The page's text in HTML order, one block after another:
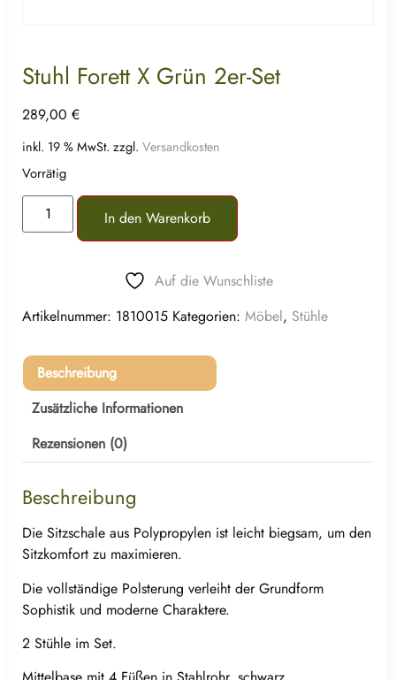
Stuhl Forett X Grün 2er-Set
289,00 €
inkl. 19 % MwSt. zzgl. Versandkosten
Vorrätig
In den Warenkorb
Auf die Wunschliste
Artikelnummer: 1810015 Kategorien: Möbel, Stühle
Beschreibung
Zusätzliche Informationen
Rezensionen (0)
Beschreibung
Die Sitzschale aus Polypropylen ist leicht biegsam, um den
Sitzkomfort zu maximieren.
Die vollständige Polsterung verleiht der Grundform
Sophistik und moderne Charaktere.
2 Stühle im Set.